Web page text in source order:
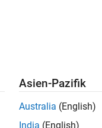
. Wenn Sie noch
unseres
Standort, um alle
Asien-Pazifik
Australia (English)
India (English)